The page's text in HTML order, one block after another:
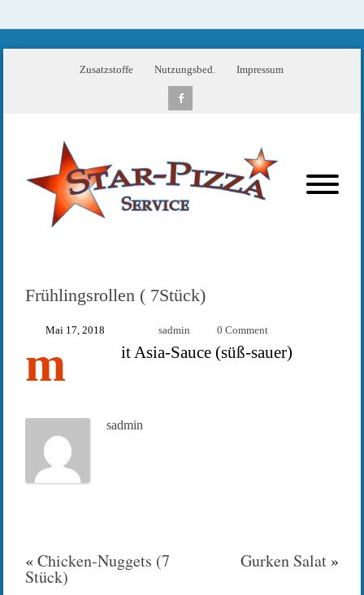
Zusatzstoffe Nutzungsbed. Impressum
Frühlingsrollen ( 7Stück)
Mai 17, 2018 sadmin 0 Comment
m it Asia-Sauce (süß-sauer)
sadmin
«Chicken-Nuggets (7
Stück)
Gurken Salat »